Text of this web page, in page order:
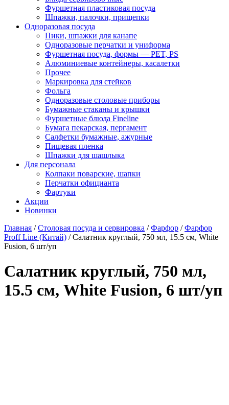
Фуршетная пластиковая посуда
Шпажки, палочки, прищепки
Одноразовая посуда
Пики, шпажки для канапе
Одноразовые перчатки и униформа
Фуршетная посуда, формы — PET, PS
Алюминиевые контейнеры, касалетки
Прочее
Маркировка для стейков
Фольга
Одноразовые столовые приборы
Бумажные стаканы и крышки
Фуршетные блюда Fineline
Бумага пекарская, пергамент
Салфетки бумажные, ажурные
Пищевая пленка
Шпажки для шашлыка
Для персонала
Колпаки поварские, шапки
Перчатки официанта
Фартуки
Акции
Новинки
Главная /Столовая посуда и сервировка /Фарфор /Фарфор
Proff Line (Китай) /Салатник круглый, 750 мл, 15.5 см, White
Fusion, 6 шт/уп
Салатник круглый, 750 мл,
15.5 см, White Fusion, 6 шт/уп